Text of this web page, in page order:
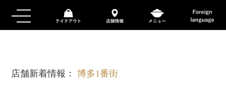
店舗新着情報：博多1番街